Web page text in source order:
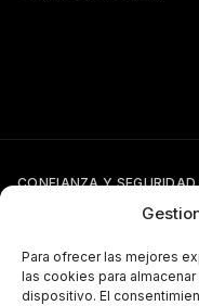
Para ofrecer las mejores
las cookies para
dispositivo. El
CONFIANZA Y SEGURIDAD